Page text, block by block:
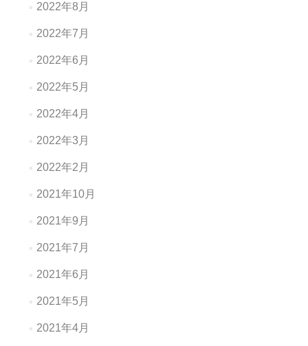
2022年8月
2022年7月
2022年6月
2022年5月
2022年4月
2022年3月
2022年2月
2021年10月
2021年9月
2021年7月
2021年6月
2021年5月
2021年4月